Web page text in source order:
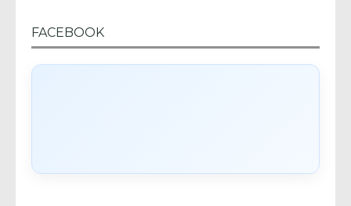
FACEBOOK